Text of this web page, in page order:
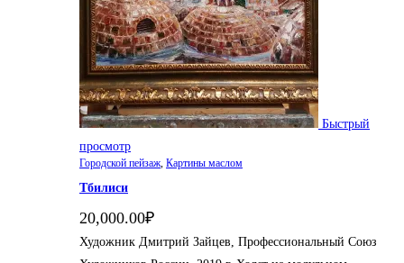
Быстрый
просмотр
Городской пейзаж Картины маслом
Тбилиси
20,000.00₽
Художник Дмитрий Зайцев, Профессиональный Союз